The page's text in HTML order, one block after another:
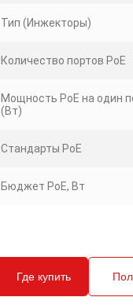
Тип (Инжекторы)
Количество портов PoE
Мощность PoE на один
(Вт)
Стандарты PoE
Бюджет PoE, Вт
Где купить